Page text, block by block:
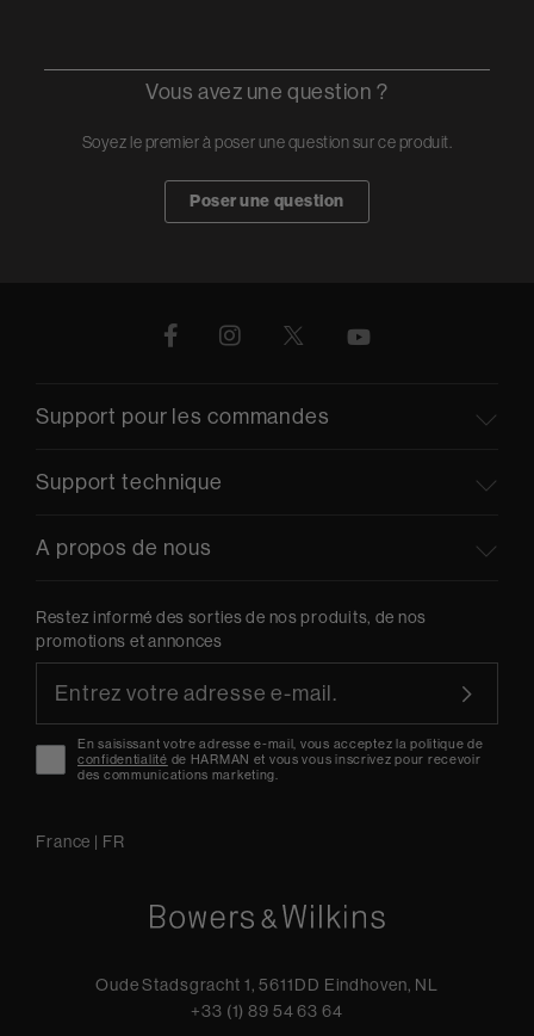
Vous avez une question ?
Soyez le premier à poser une question sur ce produit.
Poser une question
Support pour les commandes
Support technique
A propos de nous
Restez informé des sorties de nos produits, de nos
promotions et annonces
En saisissant votre adresse e-mail, vous acceptez la politique de
confidentialité de HARMAN et vous vous inscrivez pour recevoir
des communications marketing.
France | FR
Oude Stadsgracht 1, 5611DD Eindhoven, NL
+33 (1) 89 54 63 64